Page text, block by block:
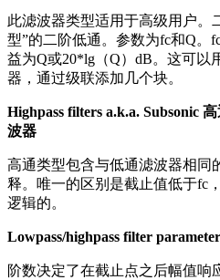
此滤波器类型适用于高级用户。
型”的二阶低通。参数为fc和Q。
益为Q或20*lg（Q）dB。这可以
器，通过级联添加几个块。
Highpass filters a.k.a. Subsonic
波器
高通类型包含与低通滤波器相同
释。唯一的区别是截止值低于fc
逻辑的。
Lowpass/highpass filter
阶数决定了在截止点之后幅值响